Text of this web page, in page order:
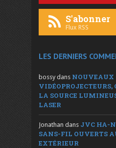
S'abonner
Flux RSS
LES DERNIERS
bossy dans NOUVEAUX
LA SOURCE
LASER
Jonathan dans JVC HA-
SANS-FIL OUVERTS
EXTÉRIEUR